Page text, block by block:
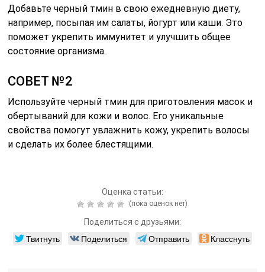
Добавьте черный тмин в свою ежедневную диету,
например, посыпая им салаты, йогурт или каши. Это
поможет укрепить иммунитет и улучшить общее
состояние организма.
СОВЕТ №2
Используйте черный тмин для приготовления масок и
обертываний для кожи и волос. Его уникальные
свойства помогут увлажнить кожу, укрепить волосы
и сделать их более блестящими.
Оценка статьи:
(пока оценок нет)
Поделиться с друзьями:
Твитнуть Поделиться Отправить Класснуть